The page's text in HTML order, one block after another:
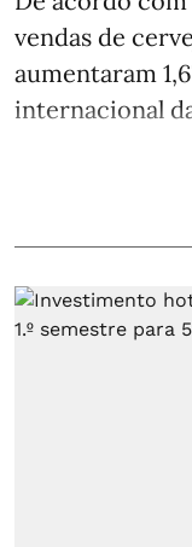
vendas de
aumentaram
internacional